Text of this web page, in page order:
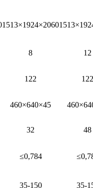
1513×1924×2060
8 12
122 122
460×640×45
32 48
≤0,784
35-150 35-